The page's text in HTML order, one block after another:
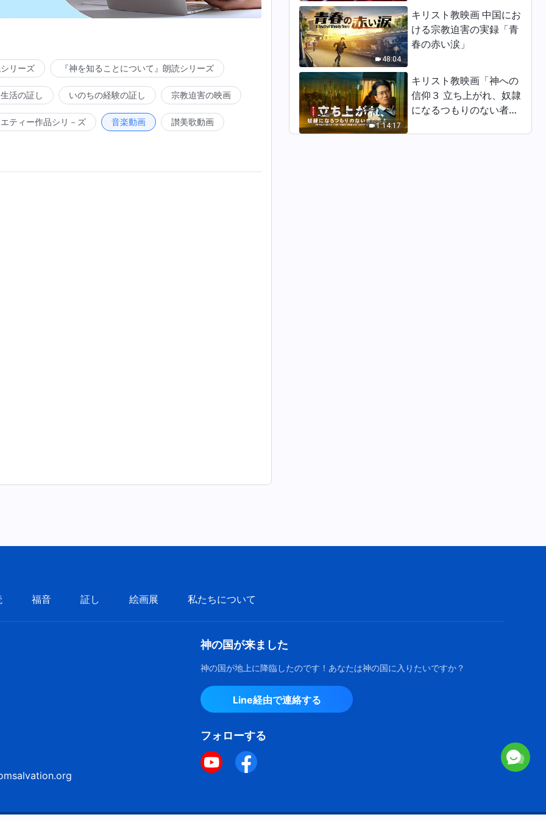
4:15
キリスト教の歌「神の愛は私た
ちを互いに近づける 」
リーズ 『神を知ることについて』朗読シリーズ
活の証し いのちの経験の証し 宗教迫害の映画
ティー作品シリ－ズ 音楽動画 讃美歌動画
48:04
キリスト教映画 中国にお
ける宗教迫害の実録「青
春の赤い涙」
1:14:17
キリスト教映画「神への
信仰３ 立ち上がれ、奴隷
になるつもりのない者た
福音 証し 絵画展 私たちについて
神の国が来ました
神の国が地上に降臨したのです！あなたは神の国に入りたいですか？
Line経由で連絡する
フォローする